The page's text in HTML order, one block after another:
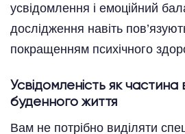
усвідомлення і емоційний
дослідження навіть
покращенням психічного
Усвідомленість як
буденного життя
Вам не потрібно виділяти